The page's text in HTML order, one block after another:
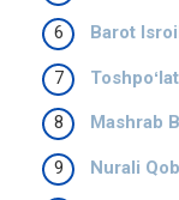
Barot
Mashrab
Nurali